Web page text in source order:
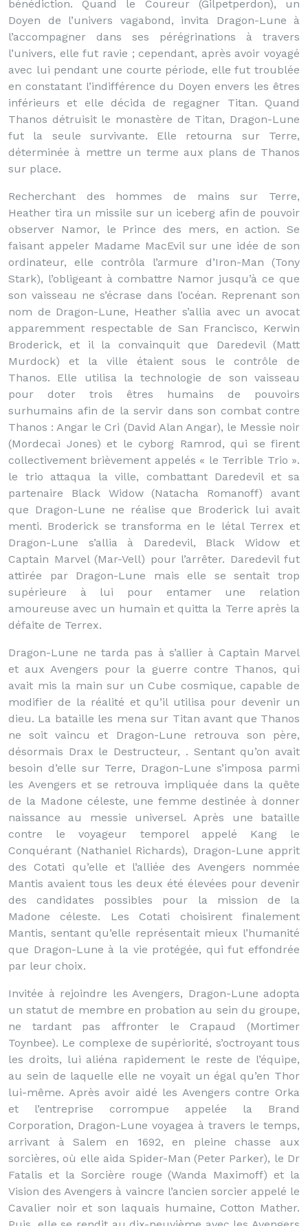
bénédiction. Quand le Coureur (Gilpetperdon), un
Doyen de l’univers vagabond, invita Dragon-Lune à
l’accompagner dans ses pérégrinations à travers
l’univers, elle fut ravie ; cependant, après avoir voyagé
avec lui pendant une courte période, elle fut troublée
en constatant l’indifférence du Doyen envers les êtres
inférieurs et elle décida de regagner Titan. Quand
Thanos détruisit le monastère de Titan, Dragon-Lune
fut la seule survivante. Elle retourna sur Terre,
déterminée à mettre un terme aux plans de Thanos
sur place.
Recherchant des hommes de mains sur Terre,
Heather tira un missile sur un iceberg afin de pouvoir
observer Namor, le Prince des mers, en action. Se
faisant appeler Madame MacEvil sur une idée de son
ordinateur, elle contrôla l’armure d’Iron-Man (Tony
Stark), l’obligeant à combattre Namor jusqu’à ce que
son vaisseau ne s’écrase dans l’océan. Reprenant son
nom de Dragon-Lune, Heather s’allia avec un avocat
apparemment respectable de San Francisco, Kerwin
Broderick, et il la convainquit que Daredevil (Matt
Murdock) et la ville étaient sous le contrôle de
Thanos. Elle utilisa la technologie de son vaisseau
pour doter trois êtres humains de pouvoirs
surhumains afin de la servir dans son combat contre
Thanos : Angar le Cri (David Alan Angar), le Messie noir
(Mordecai Jones) et le cyborg Ramrod, qui se firent
collectivement brièvement appelés « le Terrible Trio ».
le trio attaqua la ville, combattant Daredevil et sa
partenaire Black Widow (Natacha Romanoff) avant
que Dragon-Lune ne réalise que Broderick lui avait
menti. Broderick se transforma en le létal Terrex et
Dragon-Lune s’allia à Daredevil, Black Widow et
Captain Marvel (Mar-Vell) pour l’arrêter. Daredevil fut
attirée par Dragon-Lune mais elle se sentait trop
supérieure à lui pour entamer une relation
amoureuse avec un humain et quitta la Terre après la
défaite de Terrex.
Dragon-Lune ne tarda pas à s’allier à Captain Marvel
et aux Avengers pour la guerre contre Thanos, qui
avait mis la main sur un Cube cosmique, capable de
modifier de la réalité et qu’il utilisa pour devenir un
dieu. La bataille les mena sur Titan avant que Thanos
ne soit vaincu et Dragon-Lune retrouva son père,
désormais Drax le Destructeur, . Sentant qu’on avait
besoin d’elle sur Terre, Dragon-Lune s’imposa parmi
les Avengers et se retrouva impliquée dans la quête
de la Madone céleste, une femme destinée à donner
naissance au messie universel. Après une bataille
contre le voyageur temporel appelé Kang le
Conquérant (Nathaniel Richards), Dragon-Lune apprit
des Cotati qu’elle et l’alliée des Avengers nommée
Mantis avaient tous les deux été élevées pour devenir
des candidates possibles pour la mission de la
Madone céleste. Les Cotati choisirent finalement
Mantis, sentant qu’elle représentait mieux l’humanité
que Dragon-Lune à la vie protégée, qui fut effondrée
par leur choix.
Invitée à rejoindre les Avengers, Dragon-Lune adopta
un statut de membre en probation au sein du groupe,
ne tardant pas affronter le Crapaud (Mortimer
Toynbee). Le complexe de supériorité, s’octroyant tous
les droits, lui aliéna rapidement le reste de l’équipe,
au sein de laquelle elle ne voyait un égal qu’en Thor
lui-même. Après avoir aidé les Avengers contre Orka
et l’entreprise corrompue appelée la Brand
Corporation, Dragon-Lune voyagea à travers le temps,
arrivant à Salem en 1692, en pleine chasse aux
sorcières, où elle aida Spider-Man (Peter Parker), le Dr
Fatalis et la Sorcière rouge (Wanda Maximoff) et la
Vision des Avengers à vaincre l’ancien sorcier appelé le
Cavalier noir et son laquais humaine, Cotton Mather.